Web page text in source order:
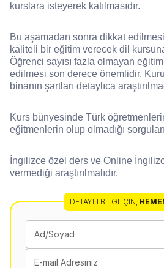
kurslara isteyerek katılmasıdır.
Bu aşamadan sonra dikkat
kaliteli bir eğitim verecek dil
Öğrenci sayısı fazla olmayan
edilmesi son derece önemlidir.
binanın şartları detaylıca
Kurs bünyesinde Türk
eğitmenlerin olup olmadığı
İngilizce özel ders ve Online
vermediği araştırılmalıdır.
DETAYLI BILGI İÇIN,
Ad/Soyad
E-mail Adresiniz